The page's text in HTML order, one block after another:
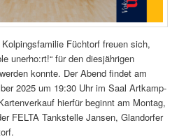
Füchtorf freuen sich,
unerho:rt!“ für den diesjährigen
konnte. Der Abend findet am
2025 um 19:30 Uhr im Saal Artkamp-
hierfür beginnt am Montag,
FELTA Tankstelle Jansen, Glandorfer